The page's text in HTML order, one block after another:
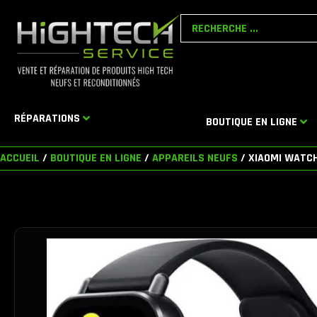
contenu
RÉPARATIONS BOUTIQUE EN LIGNE
ACCUEIL / BOUTIQUE EN LIGNE / APPAREILS NEUFS / XIAOMI